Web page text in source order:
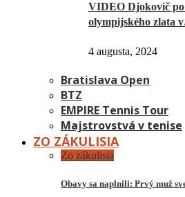
VIDEO Djokovič po
olympijského zlata
4 augusta, 2024
Bratislava Open
BTZ
EMPIRE Tennis Tour
Majstrovstvá v tenise
ZO ZÁKULISIA
Zo zákulisia
Obavy sa naplnili: Prvý muž